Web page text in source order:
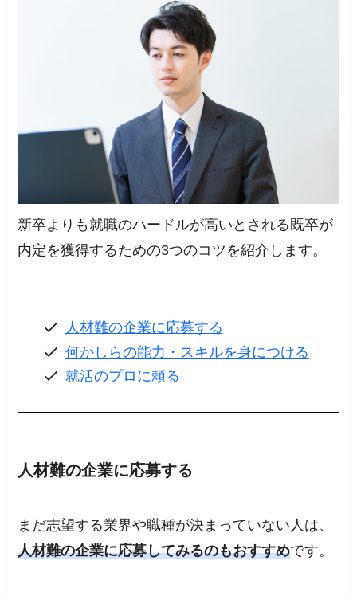
新卒よりも就職のハードルが高いとされる既卒が
内定を獲得するための3つのコツを紹介します。
人材難の企業に応募する
何かしらの能力・スキルを身につける
就活のプロに頼る
人材難の企業に応募する
まだ志望する業界や職種が決まっていない人は、
人材難の企業に応募してみるのもおすすめです。